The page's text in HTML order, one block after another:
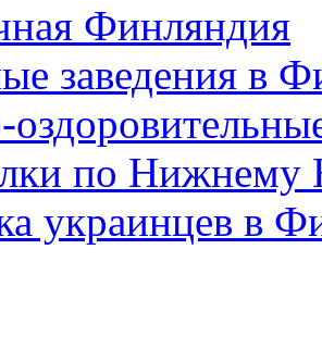
Финляндия
заведения в
по Нижнему
украинцев в